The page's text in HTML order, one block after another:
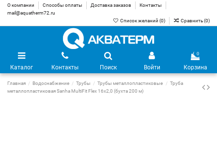
О компании Способы оплаты Доставка заказов
Контакты
mail@aquatherm72.ru
Список желаний (0) Сравнить (0)
Каталог Контакты Поиск Войти
0
Корзина
Главная Водоснабжение Трубы Трубы металлопластиковые
Труба
металлопластиковая Sanha MultiFit Flex 16х2,0 (бухта 200 м)